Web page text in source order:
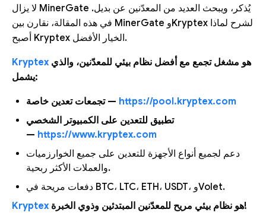
لا يزال MinerGate يُذكر، ويبحث العديد من المعدّنين عن بديل.
في هذه المقالة، نقارن بين MinerGate وKryptex لشرح لماذا
أصبح Kryptex الخيار الأفضل.
Kryptex
يشمل:
تجمعات تعدين خاصة — https://pool.kryptex.com
تطبيق للتعدين على الكمبيوتر الشخصي
— https://www.kryptex.com
دعم لجميع أنواع الأجهزة للتعدين على جميع الخوارزميات
والعملات الأكثر ربحية.
دفعات مريحة في BTC، LTC، ETH، USDT، وVolet.
Kryptex
هو نظام بيئي مريح للمعدّنين المبتدئين وذوي الخبرة!